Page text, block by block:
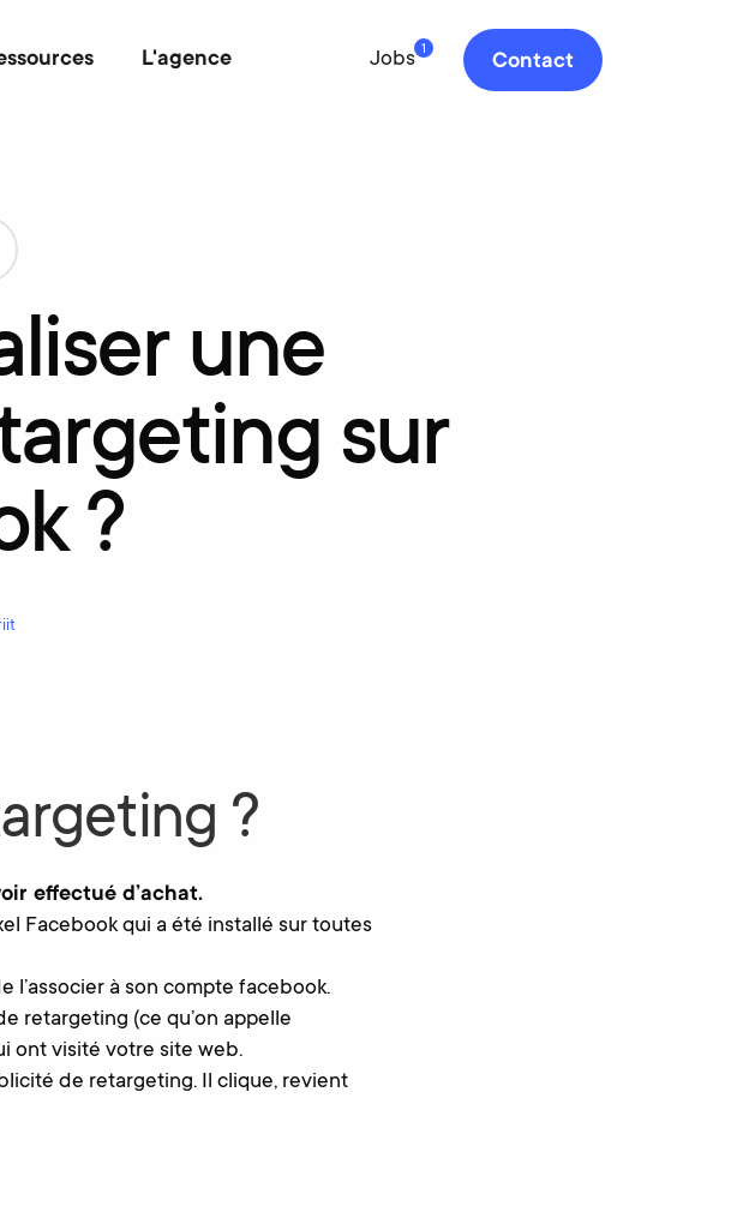
L'agence Jobs 1
Contact
une
sur
?
?
effectué d’achat.
Facebook qui a été installé sur toutes
à son compte facebook.
retargeting (ce qu’on appelle
ont visité votre site web.
de retargeting. Il clique, revient